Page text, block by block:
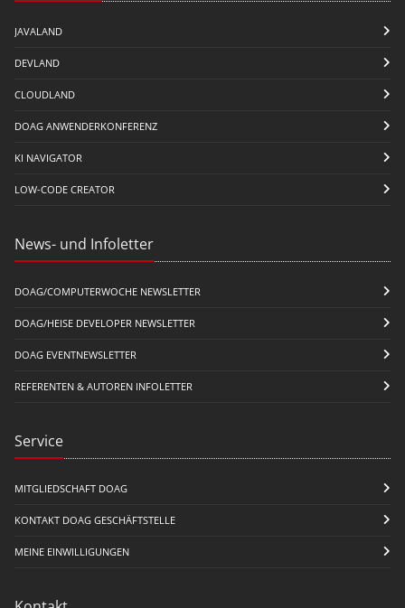
JAVALAND
DEVLAND
CLOUDLAND
DOAG ANWENDERKONFERENZ
KI NAVIGATOR
LOW-CODE CREATOR
News- und Infoletter
DOAG/COMPUTERWOCHE NEWSLETTER
DOAG/HEISE DEVELOPER NEWSLETTER
DOAG EVENTNEWSLETTER
REFERENTEN & AUTOREN INFOLETTER
Service
MITGLIEDSCHAFT DOAG
KONTAKT DOAG GESCHÄFTSTELLE
MEINE EINWILLIGUNGEN